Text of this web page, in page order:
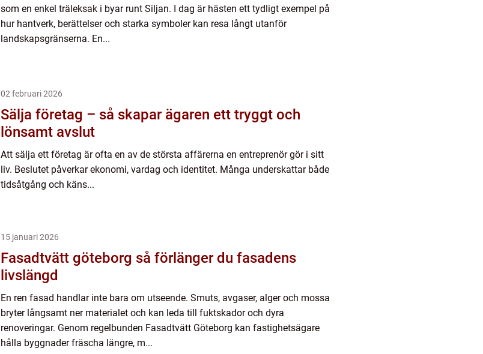
som en enkel träleksak i byar runt Siljan. I dag är hästen ett tydligt exempel på
hur hantverk, berättelser och starka symboler kan resa långt utanför
landskapsgränserna. En...
02 februari 2026
Sälja företag – så skapar ägaren ett tryggt och
lönsamt avslut
Att sälja ett företag är ofta en av de största affärerna en entreprenör gör i sitt
liv. Beslutet påverkar ekonomi, vardag och identitet. Många underskattar både
tidsåtgång och käns...
15 januari 2026
Fasadtvätt göteborg så förlänger du fasadens
livslängd
En ren fasad handlar inte bara om utseende. Smuts, avgaser, alger och mossa
bryter långsamt ner materialet och kan leda till fuktskador och dyra
renoveringar. Genom regelbunden Fasadtvätt Göteborg kan fastighetsägare
hålla byggnader fräscha längre, m...